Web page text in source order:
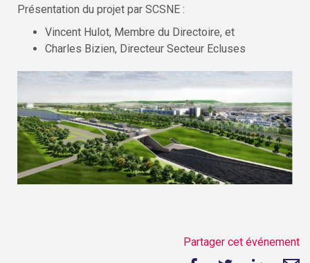
Présentation du projet par SCSNE :
Vincent Hulot, Membre du Directoire, et
Charles Bizien, Directeur Secteur Ecluses
Partager cet événement